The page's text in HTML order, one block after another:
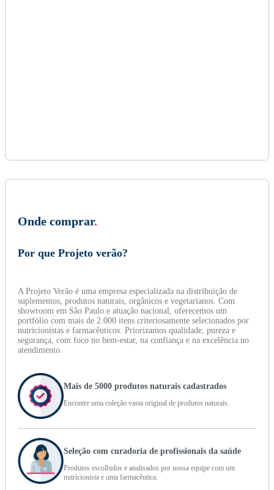
Onde comprar.
Por que Projeto verão?
A Projeto Verão é uma empresa especializada na distribuição de
suplementos, produtos naturais, orgânicos e vegetarianos. Com
showroom em São Paulo e atuação nacional, oferecemos um
portfólio com mais de 2.000 itens criteriosamente selecionados por
nutricionistas e farmacêuticos. Priorizamos qualidade, pureza e
segurança, com foco no bem-estar, na confiança e na excelência no
atendimento.
Mais de 5000 produtos naturais cadastrados
Encontre uma coleção vasta original de produtos naturais.
Seleção com curadoria de profissionais da saúde
Produtos escolhidos e analisados por nossa equipe com um
nutricionista e uma farmacêutica.